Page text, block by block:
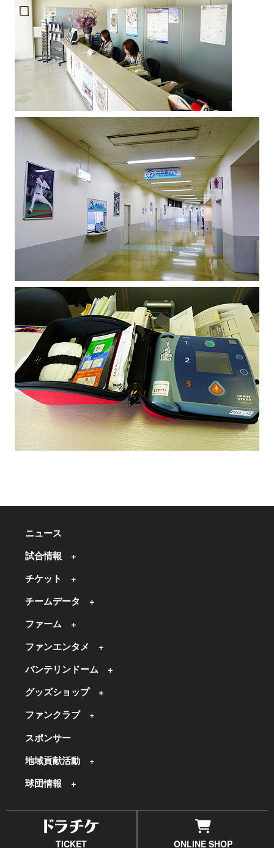
ニュース
試合情報
チケット
チームデータ
ファーム
ファンエンタメ
バンテリンドーム
グッズショップ
ファンクラブ
スポンサー
地域貢献活動
球団情報
TICKET ONLINE SHOP